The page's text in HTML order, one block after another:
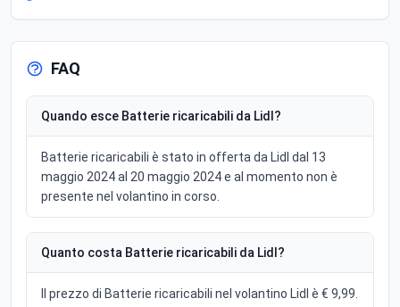
FAQ
Quando esce Batterie ricaricabili da Lidl?
Batterie ricaricabili è stato in offerta da Lidl dal 13
maggio 2024 al 20 maggio 2024 e al momento non è
presente nel volantino in corso.
Quanto costa Batterie ricaricabili da Lidl?
Il prezzo di Batterie ricaricabili nel volantino Lidl è € 9,99.